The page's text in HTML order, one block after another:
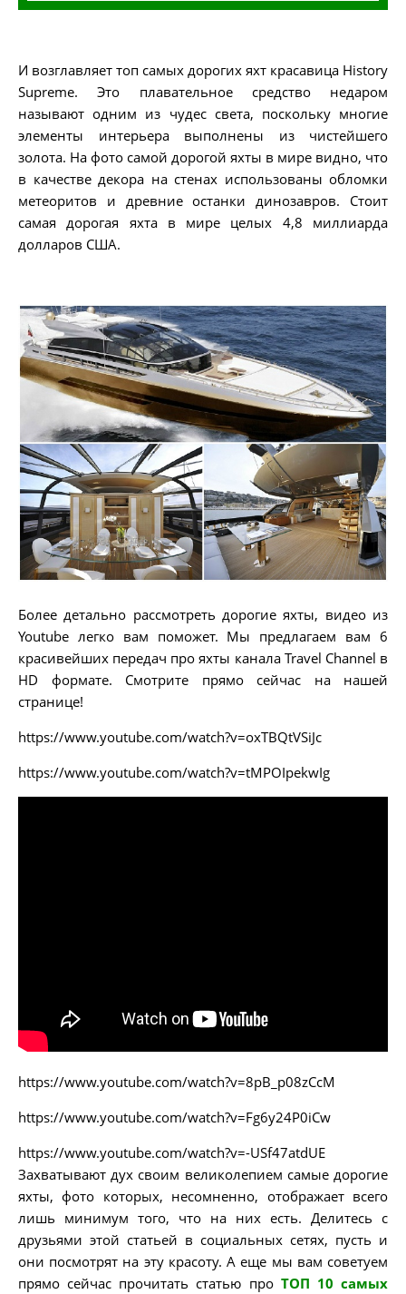
И возглавляет топ самых дорогих яхт красавица History
Supreme. Это плавательное средство недаром
называют одним из чудес света, поскольку многие
элементы интерьера выполнены из чистейшего
золота. На фото самой дорогой яхты в мире видно, что
в качестве декора на стенах использованы обломки
метеоритов и древние останки динозавров. Стоит
самая дорогая яхта в мире целых 4,8 миллиарда
долларов США.
Более детально рассмотреть дорогие яхты, видео из
Youtube легко вам поможет. Мы предлагаем вам 6
красивейших передач про яхты канала Travel Channel в
HD формате. Смотрите прямо сейчас на нашей
странице!
https://www.youtube.com/watch?v=oxTBQtVSiJc
https://www.youtube.com/watch?v=tMPOIpekwIg
https://www.youtube.com/watch?v=8pB_p08zCcM
https://www.youtube.com/watch?v=Fg6y24P0iCw
https://www.youtube.com/watch?v=-USf47atdUE
Захватывают дух своим великолепием самые дорогие
яхты, фото которых, несомненно, отображает всего
лишь минимум того, что на них есть. Делитесь с
друзьями этой статьей в социальных сетях, пусть и
они посмотрят на эту красоту. А еще мы вам советуем
прямо сейчас прочитать статью про ТОП 10 самых